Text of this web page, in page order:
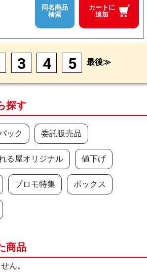
カートに
追加
同名商品
検索
3 4 5 最後≫
探す
ック 委託販売品
る屋オリジナル 値下げ
プロモ特集 ボックス
商品
ん。